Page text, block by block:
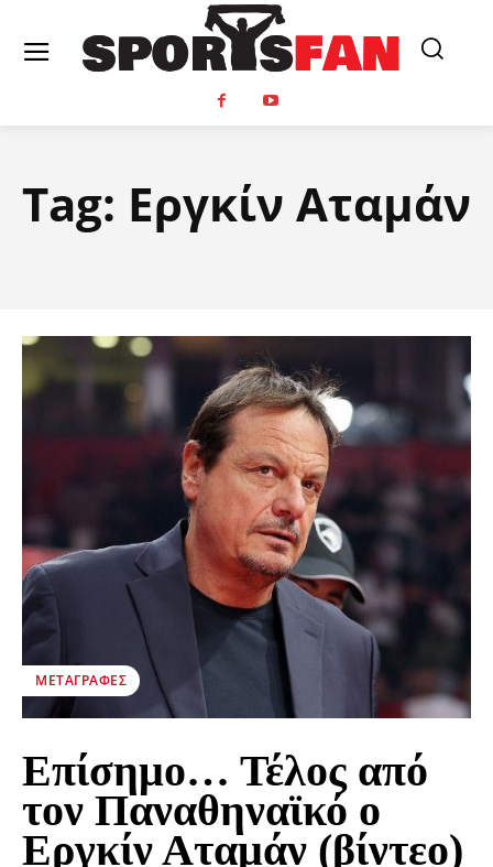
Tag: Εργκίν Αταμάν
ΜΕΤΑΓΡΑΦΈΣ
Επίσημο… Τέλος από
τον Παναθηναϊκό ο
Εργκίν Αταμάν (βίντεο)